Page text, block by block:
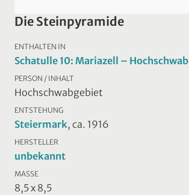
Die Steinpyramide
ENTHALTEN IN
Schatulle 10: Mariazell – Hochschwab
PERSON / INHALT
Hochschwabgebiet
ENTSTEHUNG
Steiermark, ca. 1916
HERSTELLER
unbekannt
MASSE
8,5 x 8,5